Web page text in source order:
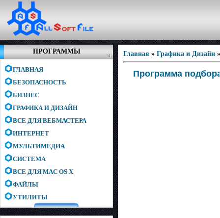
ПРОГРАММЫ
ГЛАВНАЯ
БЕЗОПАСНОСТЬ
БИЗНЕС
ГРАФИКА И ДИЗАЙН
ВСЕ ДЛЯ ВЕБМАСТЕРА
ИНТЕРНЕТ
МУЛЬТИМЕДИА
СИСТЕМА
ВСЕ ДЛЯ MAC OS X
ФАЙЛЫ
УТИЛИТЫ
Главная » Графика и Дизайн
Программа